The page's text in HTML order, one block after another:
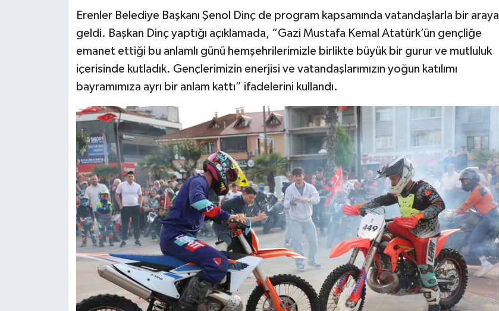
Erenler Belediye Başkanı Şenol Dinç de program kapsamında vatandaşlarla bir araya
geldi. Başkan Dinç yaptığı açıklamada, “Gazi Mustafa Kemal Atatürk’ün gençliğe
emanet ettiği bu anlamlı günü hemşehrilerimizle birlikte büyük bir gurur ve mutluluk
içerisinde kutladık. Gençlerimizin enerjisi ve vatandaşlarımızın yoğun katılımı
bayramımıza ayrı bir anlam kattı” ifadelerini kullandı.